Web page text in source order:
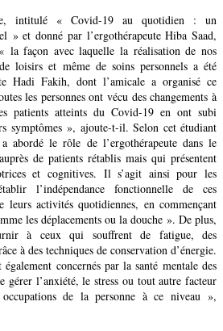
intitulé « Covid-19 au quotidien : un
» et donné par l’ergothérapeute Hiba Saad,
la façon avec laquelle la réalisation de nos
loisirs et même de soins personnels a été
Hadi Fakih, dont l’amicale a organisé ce
les personnes ont vécu des changements à
patients atteints du Covid-19 en ont subi
symptômes », ajoute-t-il. Selon cet étudiant
abordé le rôle de l’ergothérapeute dans le
de patients rétablis mais qui présentent
et cognitives. Il s’agit ainsi pour les
l’indépendance fonctionnelle de ces
leurs activités quotidiennes, en commençant
les déplacements ou la douche ». De plus,
à ceux qui souffrent de fatigue, des
à des techniques de conservation d’énergie.
concernés par la santé mentale des
gérer l’anxiété, le stress ou tout autre facteur
de la personne à ce niveau »,